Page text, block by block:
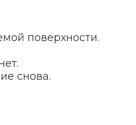
поверхности.
снова.